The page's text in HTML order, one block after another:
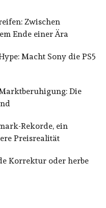
Zwischen
Ende einer Ära
Macht Sony die PS5
Die
Rekorde, ein
Preisrealität
Korrektur oder herbe